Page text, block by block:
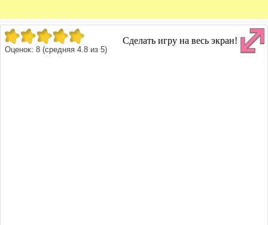
Оценок: 8 (средняя 4.8 из 5)
Сделать игру на весь экран!